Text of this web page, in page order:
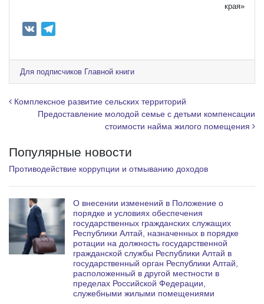
края»
e
g
r
a
Для подписчиков Главной книги
Навигация по записям
Комплексное развитие сельских территорий
Предоставление молодой семье с детьми компенсации
стоимости найма жилого помещения
Популярные новости
Противодействие коррупции и отмыванию доходов
О внесении изменений в Положение о
порядке и условиях обеспечения
государственных гражданских служащих
Республики Алтай, назначенных в порядке
ротации на должность государственной
гражданской службы Республики Алтай в
государственный орган Республики Алтай,
расположенный в другой местности в
пределах Российской Федерации,
служебными жилыми помещениями